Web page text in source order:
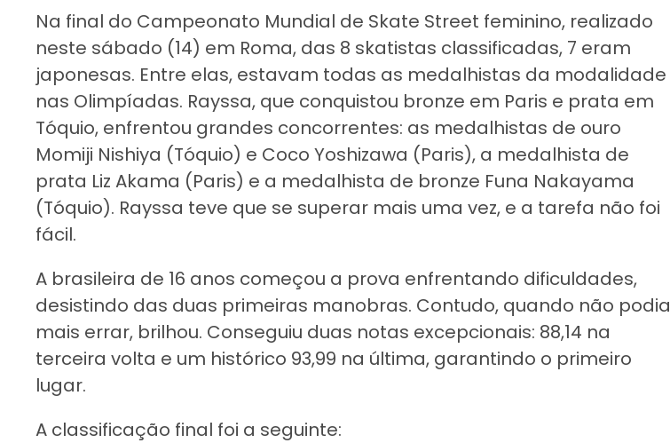
Na final do Campeonato Mundial de Skate Street feminino, realizado
neste sábado (14) em Roma, das 8 skatistas classificadas, 7 eram
japonesas. Entre elas, estavam todas as medalhistas da modalidade
nas Olimpíadas. Rayssa, que conquistou bronze em Paris e prata em
Tóquio, enfrentou grandes concorrentes: as medalhistas de ouro
Momiji Nishiya (Tóquio) e Coco Yoshizawa (Paris), a medalhista de
prata Liz Akama (Paris) e a medalhista de bronze Funa Nakayama
(Tóquio). Rayssa teve que se superar mais uma vez, e a tarefa não foi
fácil.
A brasileira de 16 anos começou a prova enfrentando dificuldades,
desistindo das duas primeiras manobras. Contudo, quando não podia
mais errar, brilhou. Conseguiu duas notas excepcionais: 88,14 na
terceira volta e um histórico 93,99 na última, garantindo o primeiro
lugar.
A classificação final foi a seguinte: